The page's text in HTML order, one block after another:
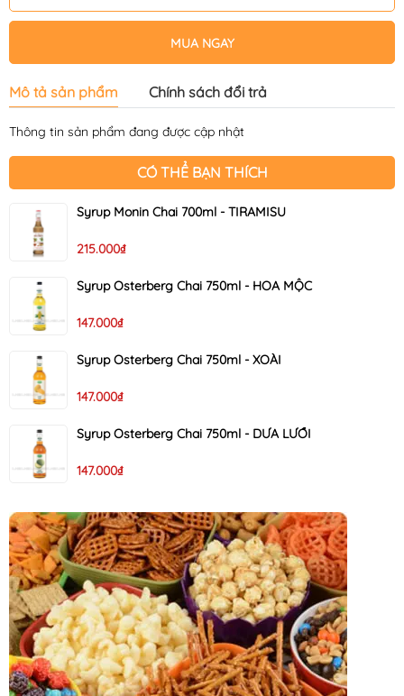
MUA NGAY
Mô tả sản phẩm Chính sách đổi trả
Thông tin sản phẩm đang được cập nhật
CÓ THỂ BẠN THÍCH
Syrup Monin Chai 700ml - TIRAMISU
215.000₫
Syrup Osterberg Chai 750ml - HOA MỘC
147.000₫
Syrup Osterberg Chai 750ml - XOÀI
147.000₫
Syrup Osterberg Chai 750ml - DƯA LƯỚI
147.000₫